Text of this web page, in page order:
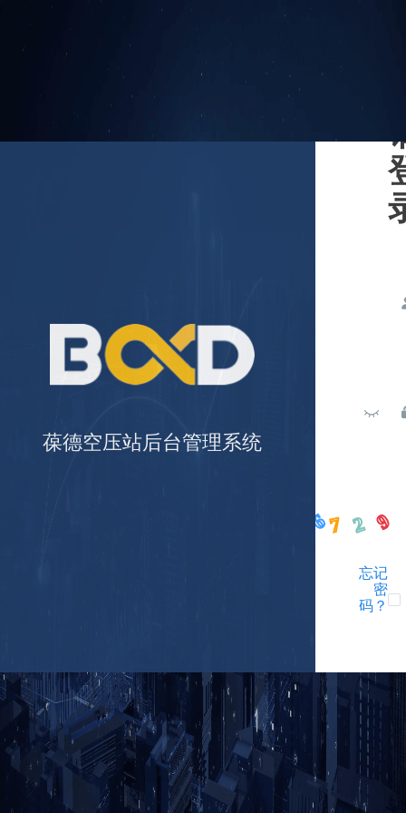
葆德空压站后台管理系统
67 2 9
忘记
密
码？